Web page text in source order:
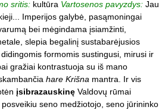
sritis: kultūra Vartosenos pavyzdys: Jau
Imperijos galybė, pasąmoningai
bei mėgindama įsiamžinti,
slepia begalinį sustabarėjusios
formomis sustingusi, mirusi ir
gražiai kontrastuoja su iš mano
hare Krišna mantra. Ir vis
įsibrazauskinę Valdovų rūmai
seno medžiotojo, seno jūrininko